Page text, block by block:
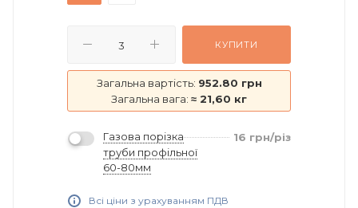
КУПИТИ
Загальна вартість: 952.80 грн
Загальна вага: ≈ 21,60 кг
Газова порізка
труби профільної
60-80мм
16 грн/різ
Всі ціни з урахуванням ПДВ